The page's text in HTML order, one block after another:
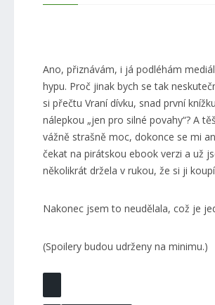
Ano, přiznávám, i já podléhám
hypu. Proč jinak bych se tak
si přečtu Vraní dívku, snad první
nálepkou „jen pro silné povahy“? A
vážně strašně moc, dokonce se mi
čekat na pirátskou ebook verzi a už
několikrát držela v rukou, že si ji
Nakonec jsem to neudělala, což je
(Spoilery budou udrženy na minimu.)